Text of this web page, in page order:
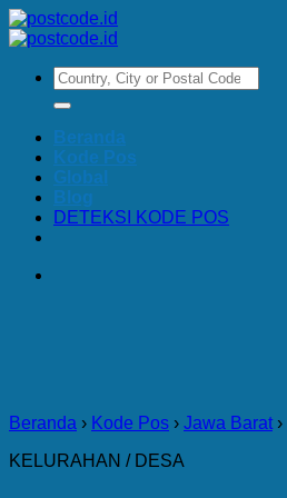
Skip
to
Beranda
Kode Pos
Global
Blog
DETEKSI KODE POS
Beranda › Kode Pos › Jawa Barat ›
KELURAHAN / DESA